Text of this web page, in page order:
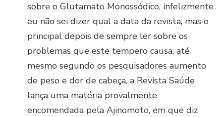
sobre o Glutamato Monossódico, infelizmente
eu não sei dizer qual a data da revista, mas o
principal depois de sempre ler sobre os
problemas que este tempero causa, até
mesmo segundo os pesquisadores aumento
de peso e dor de cabeça, a Revista Saúde
lança uma matéria provalmente
encomendada pela Ajinomoto, em que diz